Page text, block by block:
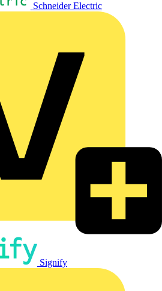
Schneider Electric
Signify